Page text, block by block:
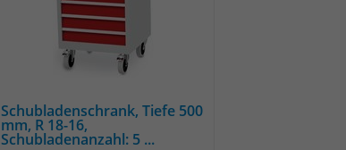
Schubladenschrank, Tiefe 500
mm, R 18-16,
Schubladenanzahl: 5 ...